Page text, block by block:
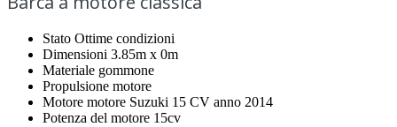
Stato Ottime condizioni
Dimensioni 3.85m x 0m
Materiale gommone
Propulsione motore
Motore motore Suzuki 15 CV anno 2014
Potenza del motore 15cv